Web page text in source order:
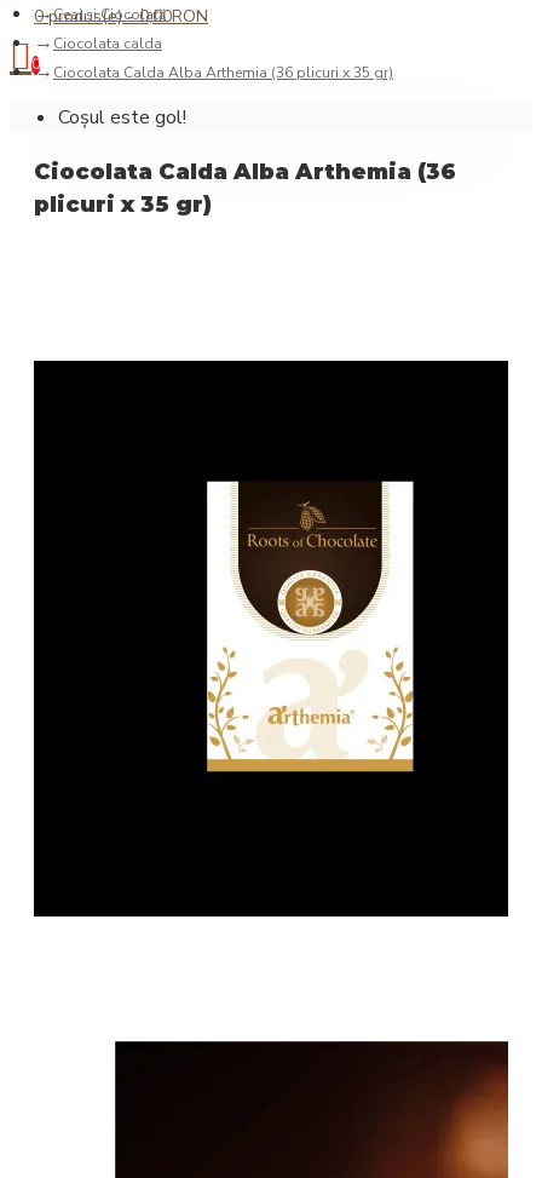
0 produs(e) - 0,00RON
0
Coșul este gol!
Ceai şi Ciocolată
Ciocolata calda
Ciocolata Calda Alba Arthemia (36 plicuri x 35 gr)
Ciocolata Calda Alba Arthemia (36
plicuri x 35 gr)